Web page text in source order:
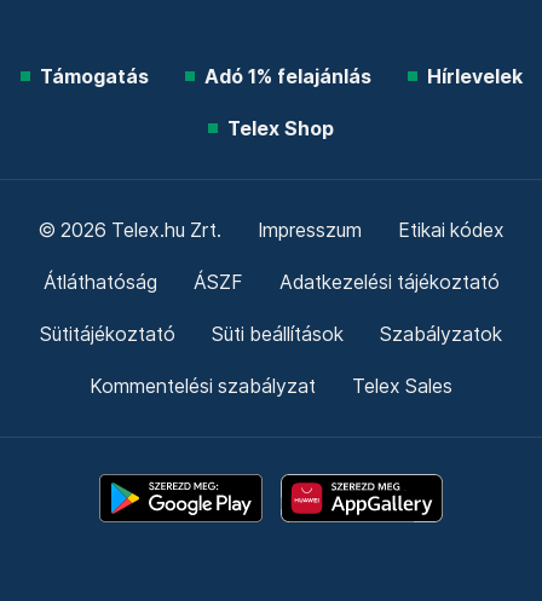
Támogatás Adó 1% felajánlás Hírlevelek
Telex Shop
© 2026 Telex.hu Zrt. Impresszum Etikai kódex
Átláthatóság ÁSZF Adatkezelési tájékoztató
Sütitájékoztató Süti beállítások Szabályzatok
Kommentelési szabályzat Telex Sales